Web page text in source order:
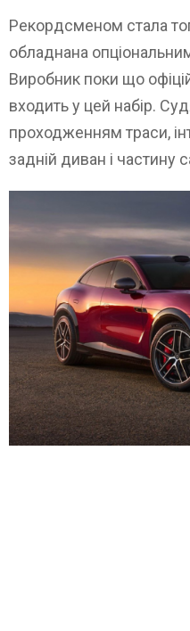
Рекордсменом стала
обладнана
Виробник поки що
входить у цей набір.
проходженням траси,
задній диван і частину